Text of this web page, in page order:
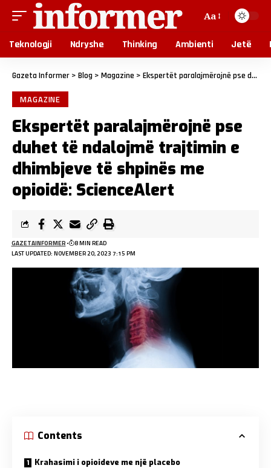
Aa
Teknologji Ndryshe Thinking Ambienti Jetë
Gazeta Informer > Blog > Magazine > Ekspertët paralajmërojnë pse duhet të ndalojmë trajtimin e dhimbjeve të shpinës me opioidë: ScienceAlert
MAGAZINE
Ekspertët paralajmërojnë pse
duhet të ndalojmë trajtimin e
dhimbjeve të shpinës me
opioidë: ScienceAlert
LAST UPDATED: NOVEMBER 20, 2023 7:15 PM
GAZETAINFORMER 8 MIN READ
Contents
Krahasimi i opioideve me një placebo